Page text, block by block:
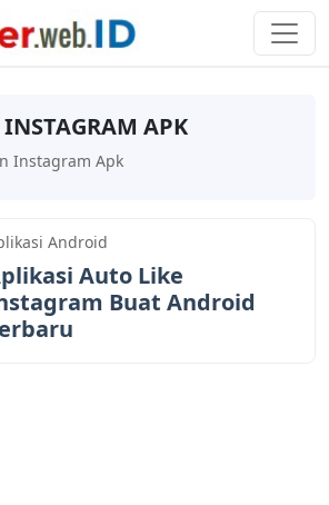
APK
Instagram Apk
Android
Auto Like
Buat Android